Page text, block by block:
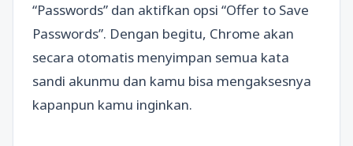
“Passwords” dan aktifkan opsi “Offer to Save
Passwords”. Dengan begitu, Chrome akan
secara otomatis menyimpan semua kata
sandi akunmu dan kamu bisa mengaksesnya
kapanpun kamu inginkan.